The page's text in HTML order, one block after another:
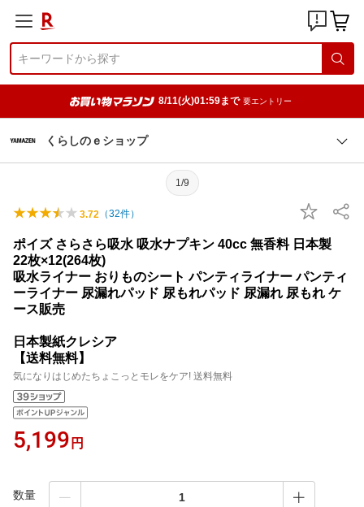
8/11(火)01:59まで 要エントリー
くらしのｅショップ
1/9
3.72 （32件）
ポイズ さらさら吸水 吸水ナプキン 40cc 無香料 日本製
22枚×12(264枚)
吸水ライナー おりものシート パンティライナー パンティ
ーライナー 尿漏れパッド 尿もれパッド 尿漏れ 尿もれ ケ
ース販売
日本製紙クレシア
【送料無料】
気になりはじめたちょこっとモレをケア! 送料無料
5,199 円
数量